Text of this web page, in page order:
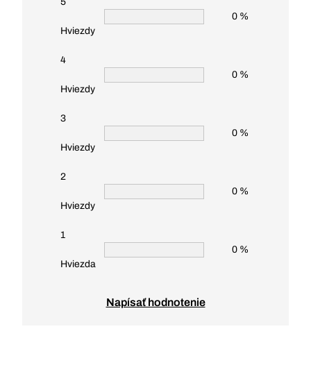
Hviezdy
0 %
4
Hviezdy
0 %
3
Hviezdy
0 %
2
Hviezdy
0 %
1
Hviezda
0 %
Napísať hodnotenie